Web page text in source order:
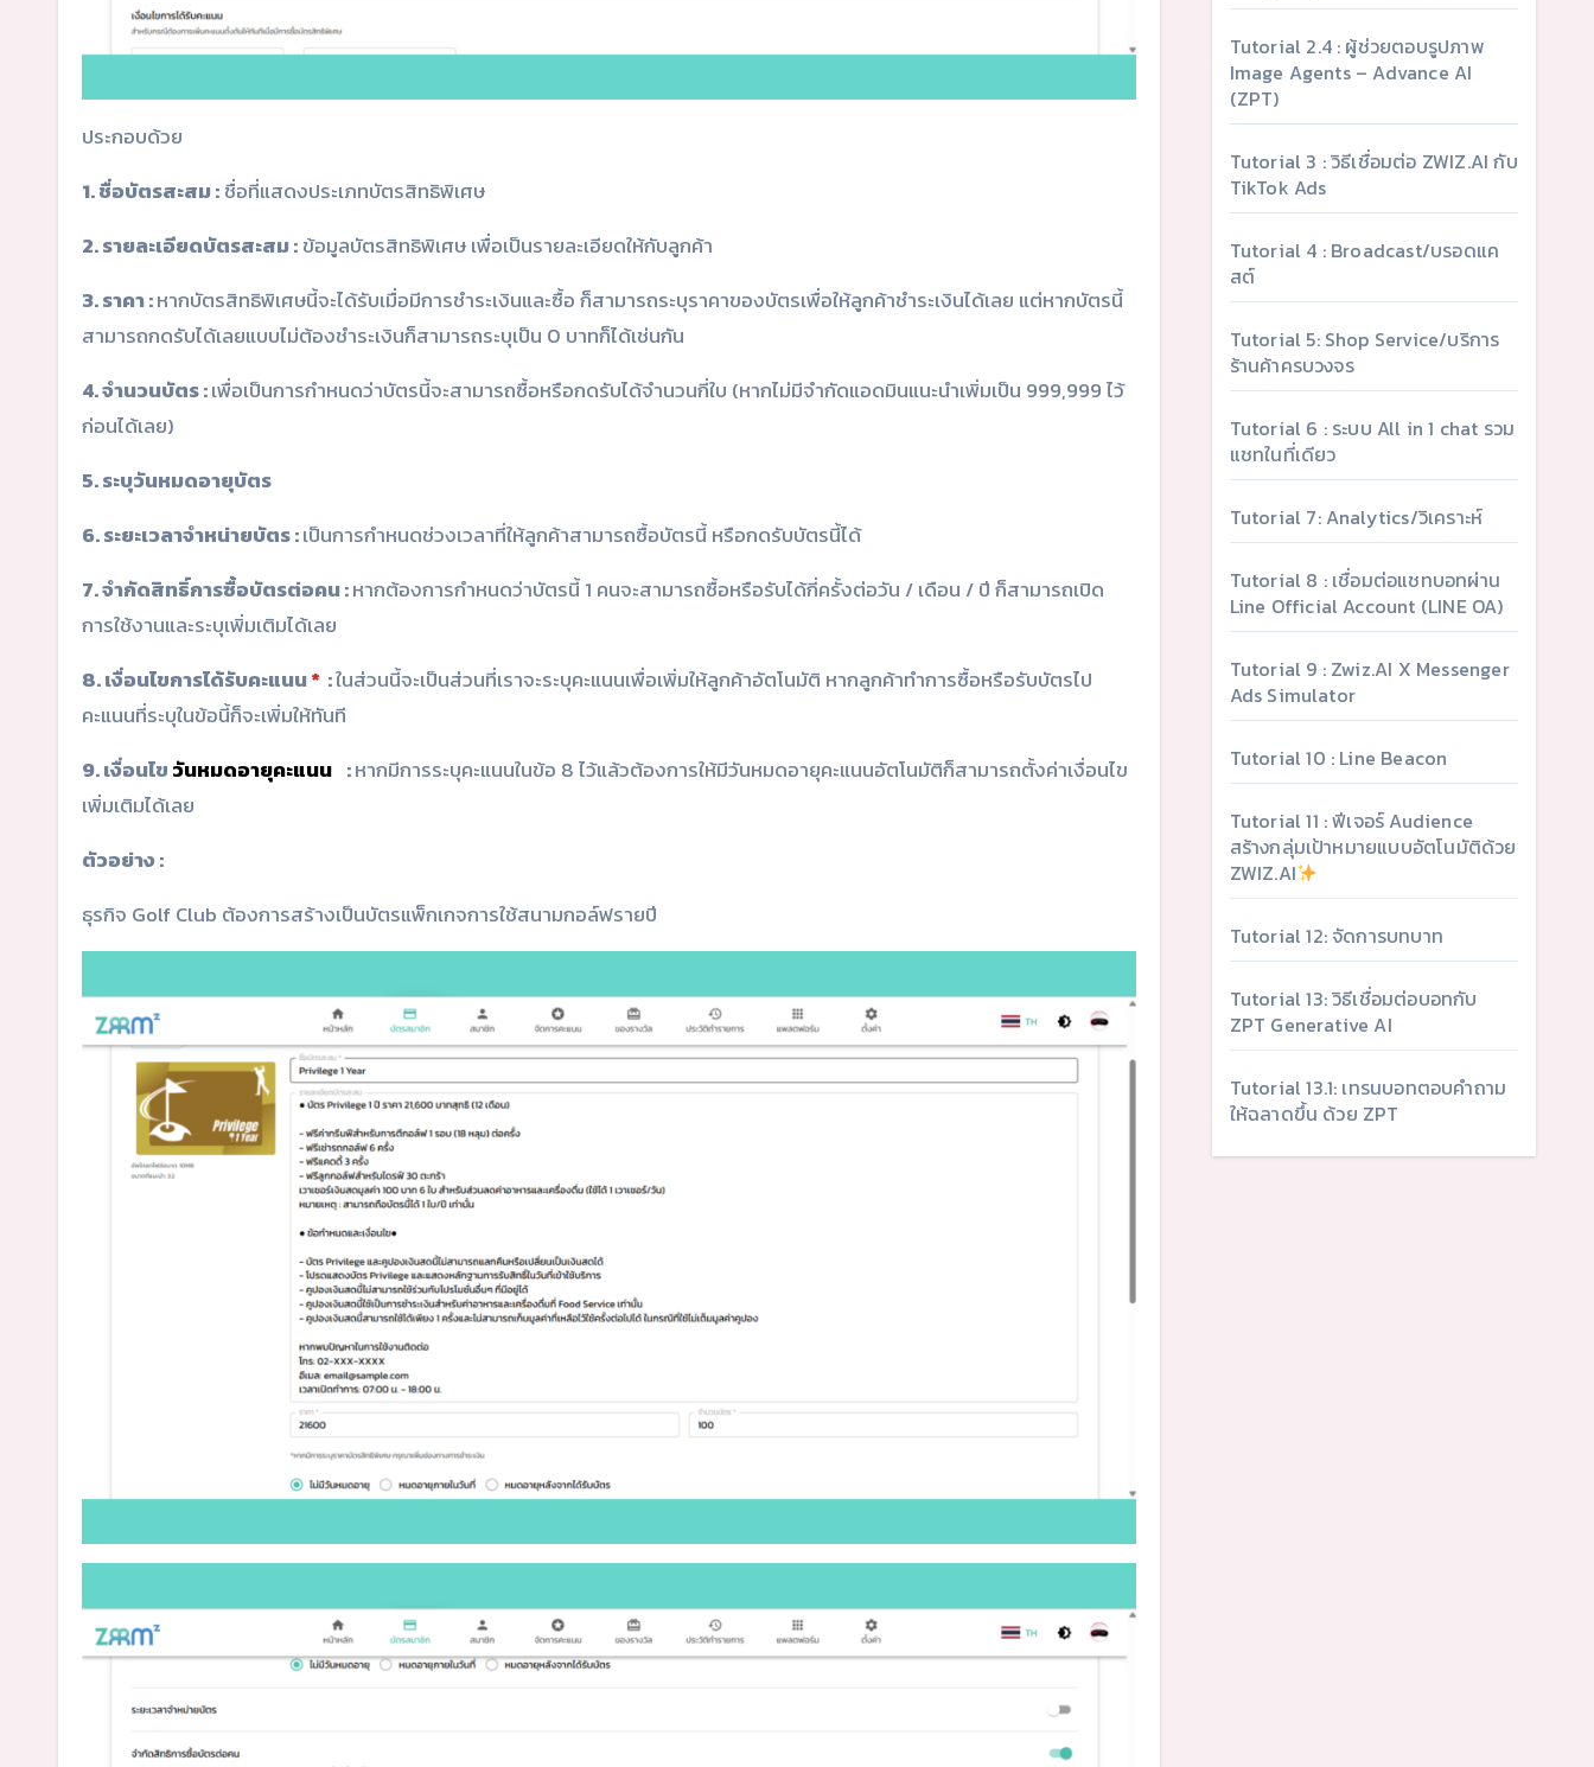
ประกอบด้วย
1. ชื่อบัตรสะสม :ชื่อที่แสดงประเภทบัตรสิทธิพิเศษ
2. รายละเอียดบัตรสะสม :ข้อมูลบัตรสิทธิพิเศษ เพื่อเป็นรายละเอียดให้กับลูกค้า
3. ราคา :หากบัตรสิทธิพิเศษนี้จะได้รับเมื่อมีการชำระเงินและซื้อ ก็สามารถระบุราคาของบัตรเพื่อให้ลูกค้าชำระเงินได้เลย แต่หากบัตรนี้
สามารถกดรับได้เลยแบบไม่ต้องชำระเงินก็สามารถระบุเป็น 0 บาทก็ได้เช่นกัน
4. จำนวนบัตร :เพื่อเป็นการกำหนดว่าบัตรนี้จะสามารถซื้อหรือกดรับได้จำนวนกี่ใบ (หากไม่มีจำกัดแอดมินแนะนำเพิ่มเป็น 999,999 ไว้
ก่อนได้เลย)
5. ระบุวันหมดอายุบัตร
6. ระยะเวลาจำหน่ายบัตร :เป็นการกำหนดช่วงเวลาที่ให้ลูกค้าสามารถซื้อบัตรนี้ หรือกดรับบัตรนี้ได้
7. จำกัดสิทธิ์การซื้อบัตรต่อคน :หากต้องการกำหนดว่าบัตรนี้ 1 คนจะสามารถซื้อหรือรับได้กี่ครั้งต่อวัน / เดือน / ปี ก็สามารถเปิด
การใช้งานและระบุเพิ่มเติมได้เลย
8. เงื่อนไขการได้รับคะแนน* :ในส่วนนี้จะเป็นส่วนที่เราจะระบุคะแนนเพื่อเพิ่มให้ลูกค้าอัตโนมัติ หากลูกค้าทำการซื้อหรือรับบัตรไป
คะแนนที่ระบุในข้อนี้ก็จะเพิ่มให้ทันที
9. เงื่อนไขวันหมดอายุคะแนน :หากมีการระบุคะแนนในข้อ 8 ไว้แล้วต้องการให้มีวันหมดอายุคะแนนอัตโนมัติก็สามารถตั้งค่าเงื่อนไข
เพิ่มเติมได้เลย
ตัวอย่าง :
ธุรกิจ Golf Club ต้องการสร้างเป็นบัตรแพ็กเกจการใช้สนามกอล์ฟรายปี
Tutorial 2.4 : ผู้ช่วยตอบรูปภาพ
Image Agents – Advance AI
(ZPT)
Tutorial 3 : วิธีเชื่อมต่อ ZWIZ.AI กับ
TikTok Ads
Tutorial 4 : Broadcast/บรอดแค
สต์
Tutorial 5: Shop Service/บริการ
ร้านค้าครบวงจร
Tutorial 6 : ระบบ All in 1 chat รวม
แชทในที่เดียว
Tutorial 7: Analytics/วิเคราะห์
Tutorial 8 : เชื่อมต่อแชทบอทผ่าน
Line Official Account (LINE OA)
Tutorial 9 : Zwiz.AI X Messenger
Ads Simulator
Tutorial 10 : Line Beacon
Tutorial 11 : ฟีเจอร์ Audience
สร้างกลุ่มเป้าหมายแบบอัตโนมัติด้วย
ZWIZ.AI
Tutorial 12: จัดการบทบาท
Tutorial 13: วิธีเชื่อมต่อบอทกับ
ZPT Generative AI
Tutorial 13.1: เทรนบอทตอบคำถาม
ให้ฉลาดขึ้น ด้วย ZPT